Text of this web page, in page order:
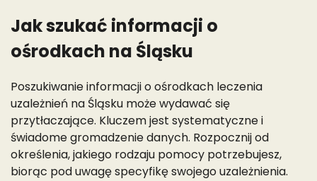
Jak szukać informacji o
ośrodkach na Śląsku
Poszukiwanie informacji o ośrodkach leczenia
uzależnień na Śląsku może wydawać się
przytłaczające. Kluczem jest systematyczne i
świadome gromadzenie danych. Rozpocznij od
określenia, jakiego rodzaju pomocy potrzebujesz,
biorąc pod uwagę specyfikę swojego uzależnienia.